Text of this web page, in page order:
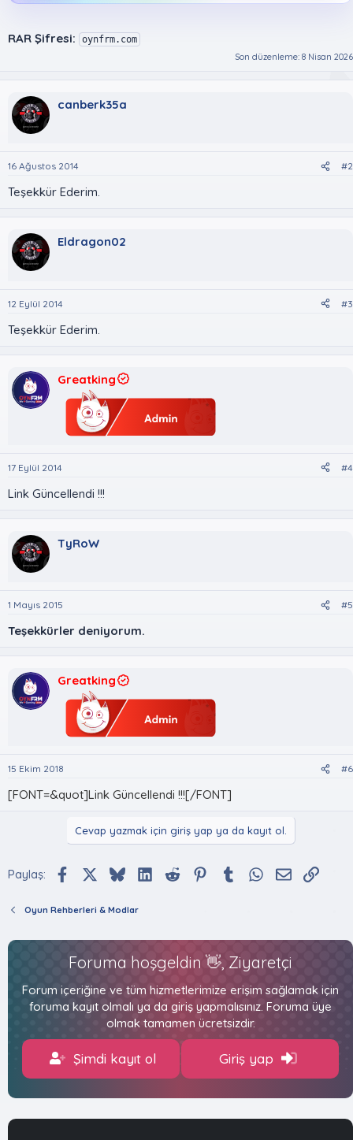
RAR Şifresi:
oynfrm.com
Son düzenleme: 8 Nisan 2026
canberk35a
16 Ağustos 2014 #2
Teşekkür Ederim.
Eldragon02
12 Eylül 2014 #3
Teşekkür Ederim.
Greatking
17 Eylül 2014 #4
Link Güncellendi !!!
TyRoW
1 Mayıs 2015 #5
Teşekkürler deniyorum.
Greatking
15 Ekim 2018 #6
[FONT=&quot]Link Güncellendi !!![/FONT]
Cevap yazmak için giriş yap ya da kayıt ol.
Paylaş: FacebookX (Twitter)
BlueskyLinkedIn
Reddit Pinterest
TumblrWhatsApp
E-posta
Oyun Rehberleri & Modlar
Foruma hoşgeldin 👋, Ziyaretçi
Forum içeriğine ve tüm hizmetlerimize erişim sağlamak için
foruma kayıt olmalı ya da giriş yapmalısınız. Foruma üye
olmak tamamen ücretsizdir.
Şimdi kayıt ol Giriş yap